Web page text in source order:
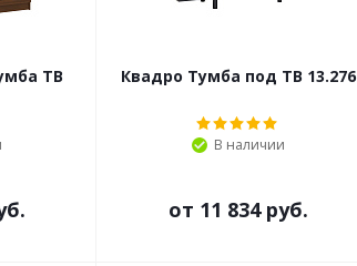
ТВ
Квадро Тумба под ТВ 13.276
В наличии
от 11 834 руб.